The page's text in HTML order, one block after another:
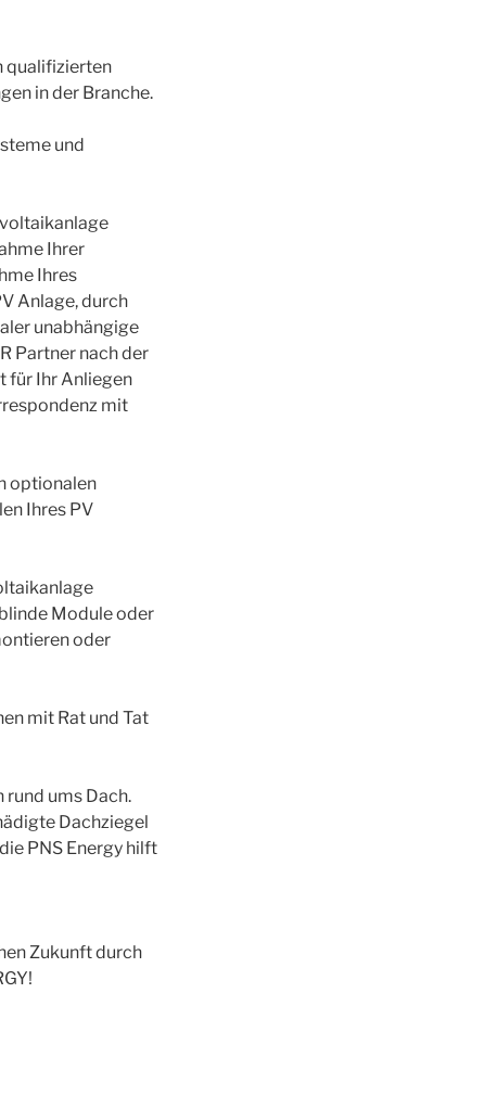
qualifizierten
in der Branche.
und
Ihrer
Ihres
Anlage, durch
unabhängige
Partner nach der
für Ihr Anliegen
mit
optionalen
Ihres PV
Module oder
oder
mit Rat und Tat
ums Dach.
Dachziegel
PNS Energy hilft
Zukunft durch